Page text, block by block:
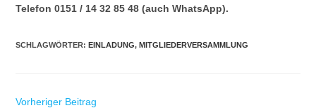
Telefon 0151 / 14 32 85 48 (auch WhatsApp).
SCHLAGWÖRTER:EINLADUNG, MITGLIEDERVERSAMMLUNG
Weitere
Vorheriger Beitrag